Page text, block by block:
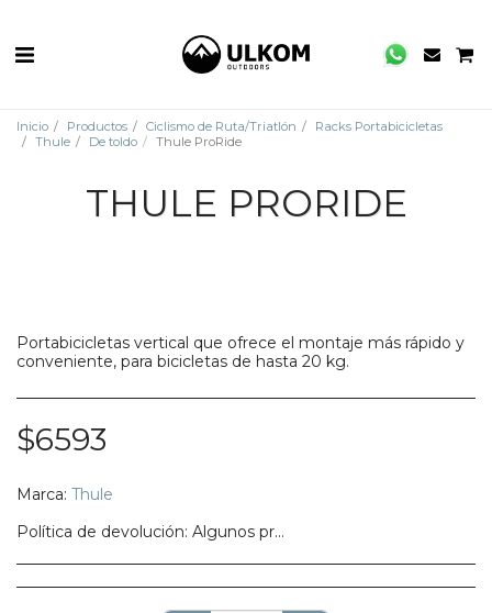
Inicio Productos Ciclismo de Ruta/Triatlón
Racks Portabicicletas
Thule
De toldo Thule ProRide
THULE PRORIDE
Portabicicletas vertical que ofrece el montaje más rápido y
conveniente, para bicicletas de hasta 20 kg.
$6593
Marca: Thule
Política de devolución: Algunos productos no califican para ser regresados, te pedimos confirmes bien tu talla, modelo o estilo.